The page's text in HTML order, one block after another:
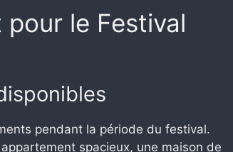
le Festival
pendant la période du festival.
spacieux, une maison de